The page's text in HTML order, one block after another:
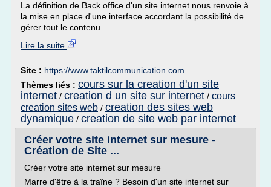
La définition de Back office d'un site internet nous renvoie à
la mise en place d'une interface accordant la possibilité de
gérer tout le contenu...
Lire la suite
Site : https://www.taktilcommunication.com
Thèmes liés : cours sur la creation d'un site
internet / creation d un site sur internet / cours
creation sites web / creation des sites web
dynamique / creation de site web par internet
Créer votre site internet sur mesure -
Création de Site ...
Créer votre site internet sur mesure
Marre d'être à la traîne ? Besoin d'un site internet sur